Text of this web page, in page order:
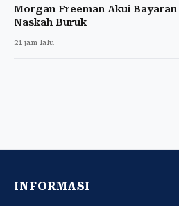
Morgan Freeman Akui
Naskah Buruk
21 jam lalu
INFORMASI